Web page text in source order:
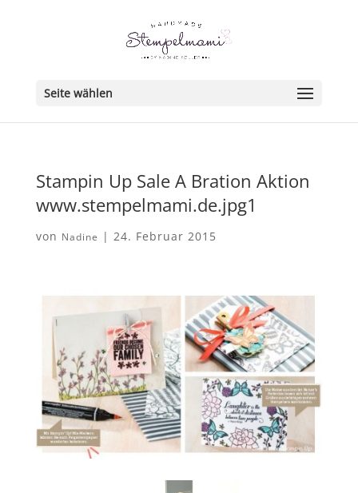
Seite wählen
Stampin Up Sale A Bration Aktion
www.stempelmami.de.jpg1
von Nadine | 24. Februar 2015